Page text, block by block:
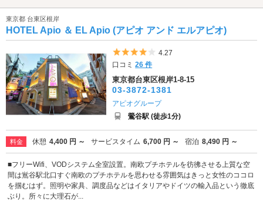
東京都 台東区根岸
HOTEL Apio ＆ EL Apio (アピオ アンド エルアピオ)
5つ星のうち4
4.27
口コミ26 件
東京都台東区根岸1-8-15
03-3872-1381
アピオグループ
鶯谷駅 (徒歩1分)
料金 休憩 4,400 円 ～ サービスタイム 6,700 円 ～ 宿泊 8,490 円 ～
■フリーWifi、VODシステム全室設置。南欧プチホテルを彷彿させる上質な空
間は鴬谷駅北口すぐ南欧のプチホテルを思わせる雰囲気はきっと女性のココロ
を掴むはず。照明や家具、調度品などはイタリアやドイツの輸入品という徹底
ぶり。所々に大理石が...